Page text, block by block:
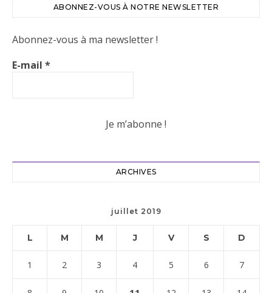
ABONNEZ-VOUS À NOTRE NEWSLETTER
Abonnez-vous à ma newsletter !
E-mail *
ARCHIVES
juillet 2019
L M M J V S D
1 2 3 4 5 6 7